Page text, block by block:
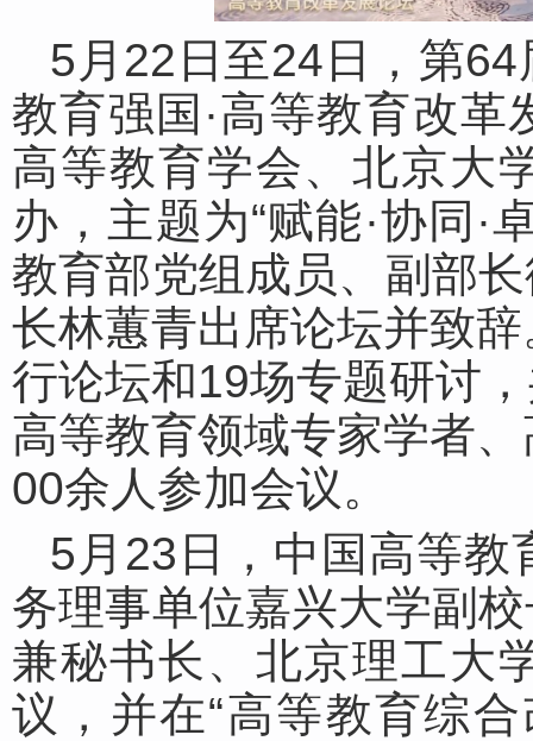
5月22日至24日，第
教育强国·高等教育改
高等教育学会、北京大
办，主题为“赋能·协同·
教育部党组成员、副部
长林蕙青出席论坛并致
行论坛和19场专题研讨
高等教育领域专家学者
00余人参加会议。
5月23日，中国高等教
务理事单位嘉兴大学副
兼秘书长、北京理工大
议，并在“高等教育综